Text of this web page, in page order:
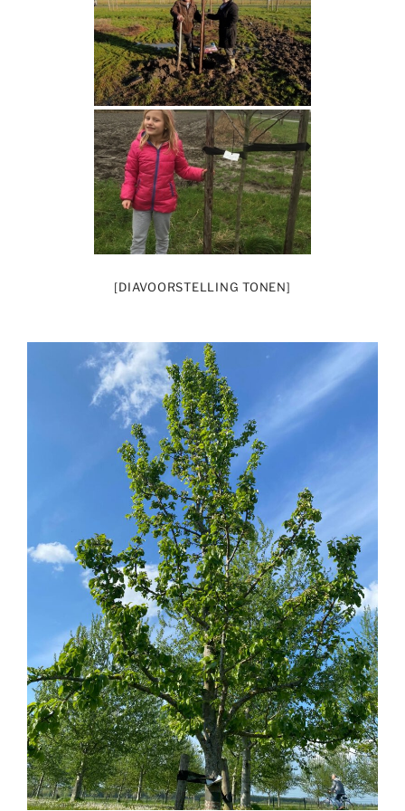
[DIAVOORSTELLING TONEN]